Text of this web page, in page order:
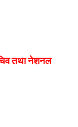
तथा नेशनल